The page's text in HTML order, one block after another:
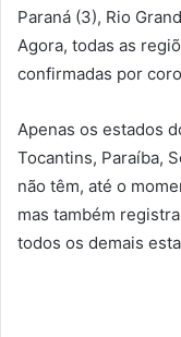
Paraná (3), Rio
Agora, todas as
confirmadas por
Apenas os estados
Tocantins, Paraíba,
não têm, até o
mas também
todos os demais